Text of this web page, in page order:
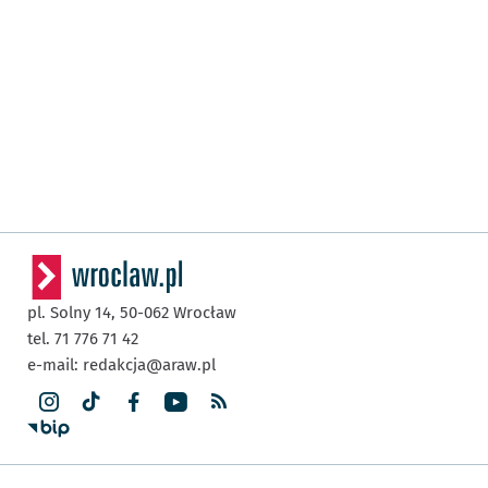
pl. Solny 14, 50-062 Wrocław
tel. 71 776 71 42
e-mail: redakcja@araw.pl